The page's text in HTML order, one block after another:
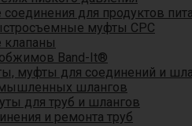
для продуктов
муфты CPC
Band-It®
муфты для соединений и
шлангов
для труб и шлангов
и ремонта труб